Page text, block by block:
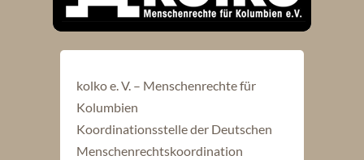
kolko e. V. – Menschenrechte für
Kolumbien
Koordinationsstelle der Deutschen
Menschenrechtskoordination